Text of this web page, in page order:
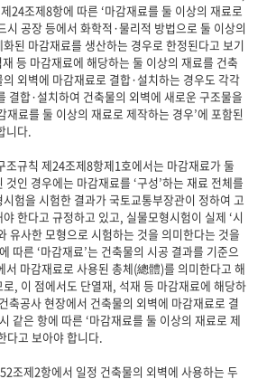
24조제8항에 따른 ‘마감재료를 둘 이상의 재료로
시 공장 등에서 화학적·물리적 방법으로 둘 이상의
된 마감재료를 생산하는 경우로 한정된다고 보기
등 마감재료에 해당하는 둘 이상의 재료를 건축
외벽에 마감재료로 결합·설치하는 경우도 각각
결합·설치하여 건축물의 외벽에 새로운 구조물을
재료를 둘 이상의 재료로 제작하는 경우’에 포함된
니다.
것인 경우에는 마감재료를 ‘구성’하는 재료 전체를
험을 시험한 결과가 국토교통부장관이 정하여 고
한다고 규정하고 있고, 실물모형시험이 실제 ‘시
유사한 모형으로 시험하는 것을 의미한다는 것을
따른 ‘마감재료’는 건축물의 시공 결과를 기준으
서 마감재료로 사용된 총체(總體)를 의미한다고 해
, 이 점에서도 단열재, 석재 등 마감재료에 해당하
축공사 현장에서 건축물의 외벽에 마감재료로 결
같은 항에 따른 ‘마감재료를 둘 이상의 재료로 제
다고 보아야 합니다.